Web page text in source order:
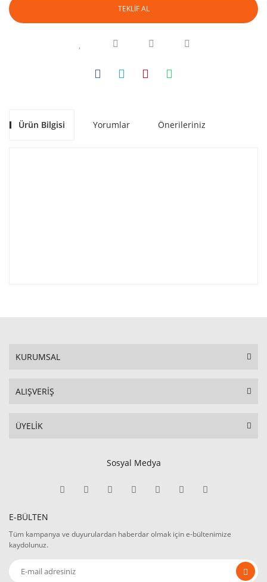
TEKLİF AL
Ürün Bilgisi Yorumlar Önerileriniz
KURUMSAL
ALIŞVERİŞ
ÜYELİK
Sosyal Medya
E-BÜLTEN
Tüm kampanya ve duyurulardan haberdar olmak için e-bültenimize
kaydolunuz.